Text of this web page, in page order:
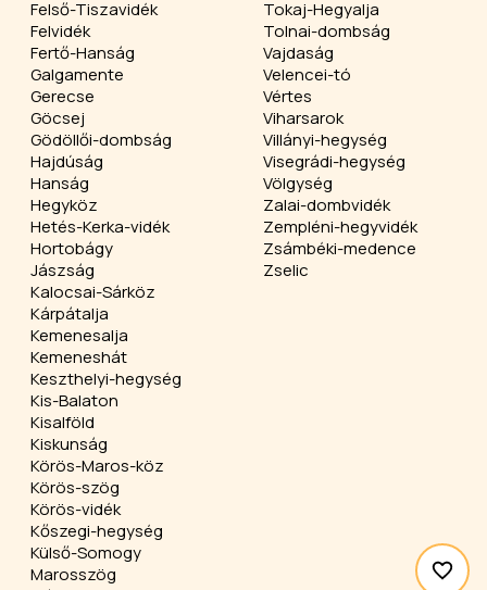
Felső-Tiszavidék
Felvidék
Fertő-Hanság
Galgamente
Gerecse
Göcsej
Gödöllői-dombság
Hajdúság
Hanság
Hegyköz
Hetés-Kerka-vidék
Hortobágy
Jászság
Kalocsai-Sárköz
Kárpátalja
Kemenesalja
Kemeneshát
Keszthelyi-hegység
Kis-Balaton
Kisalföld
Kiskunság
Körös-Maros-köz
Körös-szög
Körös-vidék
Kőszegi-hegység
Külső-Somogy
Marosszög
Tokaj-Hegyalja
Tolnai-dombság
Vajdaság
Velencei-tó
Vértes
Viharsarok
Villányi-hegység
Visegrádi-hegység
Völgység
Zalai-dombvidék
Zempléni-hegyvidék
Zsámbéki-medence
Zselic